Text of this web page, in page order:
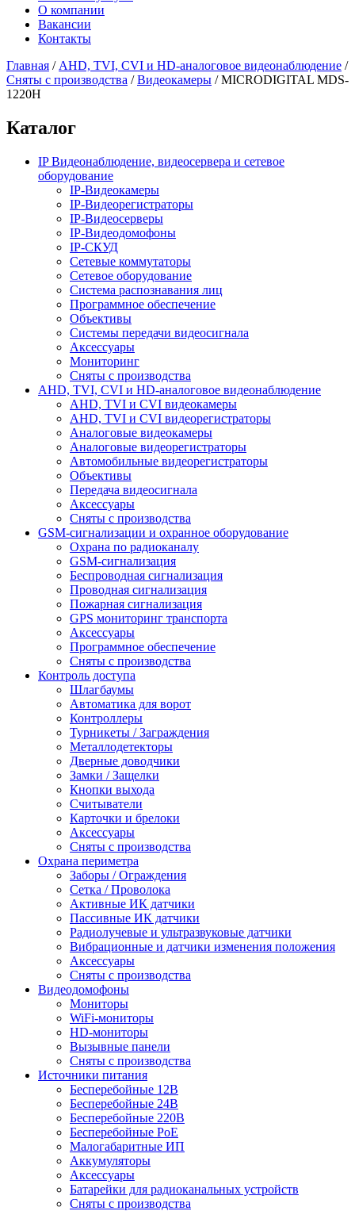
О компании
Вакансии
Контакты
Главная / AHD, TVI, CVI и HD-аналоговое видеонаблюдение /
Сняты с производства /Видеокамеры /MICRODIGITAL MDS-
1220H
Каталог
IP Видеонаблюдение, видеосервера и сетевое
оборудование
IP-Видеокамеры
IP-Видеорегистраторы
IP-Видеосерверы
IP-Видеодомофоны
IP-СКУД
Сетевые коммутаторы
Сетевое оборудование
Система распознавания лиц
Программное обеспечение
Объективы
Системы передачи видеосигнала
Аксессуары
Мониторинг
Сняты с производства
AHD, TVI, CVI и HD-аналоговое видеонаблюдение
AHD, TVI и CVI видеокамеры
AHD, TVI и CVI видеорегистраторы
Аналоговые видеокамеры
Аналоговые видеорегистраторы
Автомобильные видеорегистраторы
Объективы
Передача видеосигнала
Аксессуары
Сняты с производства
GSM-сигнализации и охранное оборудование
Охрана по радиоканалу
GSM-сигнализация
Беспроводная сигнализация
Проводная сигнализация
Пожарная сигнализация
GPS мониторинг транспорта
Аксессуары
Программное обеспечение
Сняты с производства
Контроль доступа
Шлагбаумы
Автоматика для ворот
Контроллеры
Турникеты / Заграждения
Металлодетекторы
Дверные доводчики
Замки / Защелки
Кнопки выхода
Считыватели
Карточки и брелоки
Аксессуары
Сняты с производства
Охрана периметра
Заборы / Ограждения
Сетка / Проволока
Активные ИК датчики
Пассивные ИК датчики
Радиолучевые и ультразвуковые датчики
Вибрационные и датчики изменения положения
Аксессуары
Сняты с производства
Видеодомофоны
Мониторы
WiFi-мониторы
HD-мониторы
Вызывные панели
Сняты с производства
Источники питания
Бесперебойные 12В
Бесперебойные 24В
Бесперебойные 220В
Бесперебойные PoE
Малогабаритные ИП
Аккумуляторы
Аксессуары
Батарейки для радиоканальных устройств
Сняты с производства